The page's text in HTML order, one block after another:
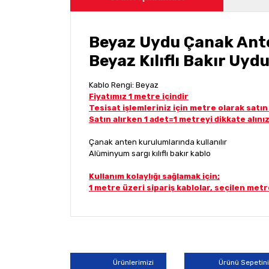
Beyaz Uydu Çanak
Beyaz Kılıflı Bakır
Kablo Rengi: Beyaz
Fiyatımız 1 metre içindir
Tesisat işlemleriniz için metre olarak
Satın alırken 1 adet=1 metreyi dikkate alınız
Çanak anten kurulumlarında kullanılır
Alüminyum sargı kılıflı bakır kablo
Kullanım kolaylığı sağlamak için;
1 metre üzeri sipariş kablolar, seçilen
Bu ürünün fiyat bilgisi, resim, ürün
Ürün resmi kalitesiz, bozuk veya
Ürünlerimizi
Ürünü